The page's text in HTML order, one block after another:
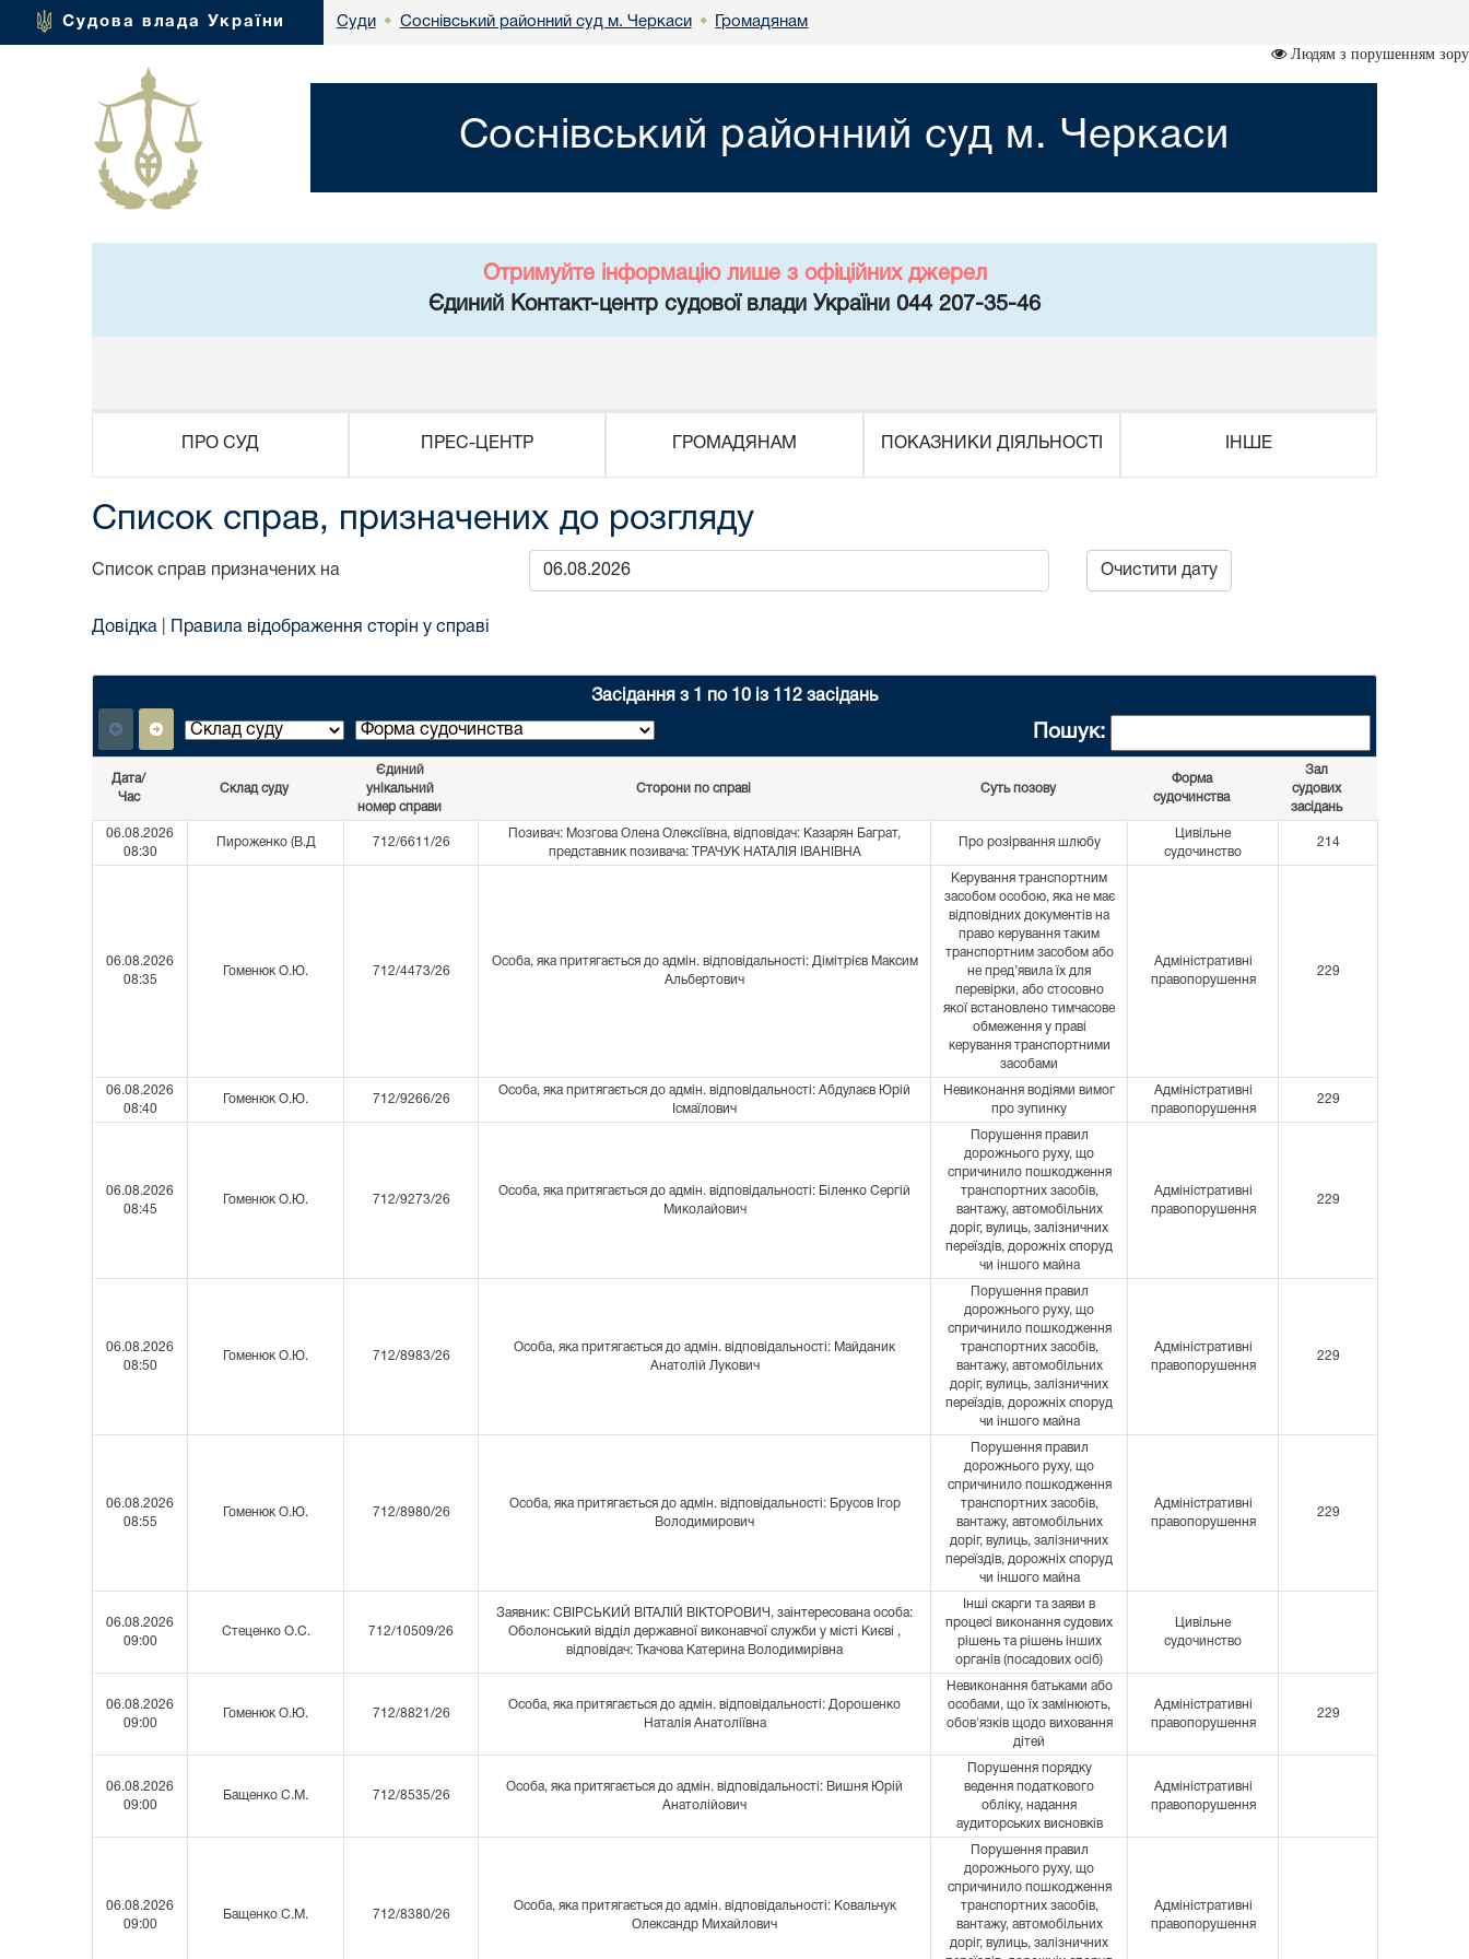
Судова влада України Суди • Соснівський районний суд м. Черкаси • Громадянам
Людям з порушенням зору
Соснівський районний суд м. Черкаси
Отримуйте інформацію лише з офіційних джерел
Єдиний Контакт-центр судової влади України 044 207-35-46
ПРО СУД ПРЕС-ЦЕНТР ГРОМАДЯНАМ ПОКАЗНИКИ ДІЯЛЬНОСТІ ІНШЕ
Список справ, призначених до розгляду
Список справ призначених на Очистити дату
Довідка Правила відображення сторін у справі
Засідання з 1 по 10 із 112 засідань
Пошук:
Дата/
Час
Склад суду
Єдиний
унікальний
номер справи
Сторони по справі Суть позову
Форма
судочинства
Зал
судових
засідань
06.08.2026
08:30
Пироженко (В.Д 712/6611/26
Позивач: Мозгова Олена Олексіївна, відповідач: Казарян Баграт,
представник позивача: ТРАЧУК НАТАЛІЯ ІВАНІВНА
Про розірвання шлюбу
Цивільне
судочинство
214
06.08.2026
08:35
Гоменюк О.Ю. 712/4473/26
Особа, яка притягається до адмін. відповідальності: Дімітрієв Максим
Альбертович
Керування транспортним
засобом особою, яка не має
відповідних документів на
право керування таким
транспортним засобом або
не пред’явила їх для
перевірки, або стосовно
якої встановлено тимчасове
обмеження у праві
керування транспортними
засобами
Адміністративні
правопорушення
229
06.08.2026
08:40
Гоменюк О.Ю. 712/9266/26
Особа, яка притягається до адмін. відповідальності: Абдулаєв Юрій
Ісмаїлович
Невиконання водіями вимог
про зупинку
Адміністративні
правопорушення
229
06.08.2026
08:45
Гоменюк О.Ю. 712/9273/26
Особа, яка притягається до адмін. відповідальності: Біленко Сергій
Миколайович
Порушення правил
дорожнього руху, що
спричинило пошкодження
транспортних засобів,
вантажу, автомобільних
доріг, вулиць, залізничних
переїздів, дорожніх споруд
чи іншого майна
Адміністративні
правопорушення
229
06.08.2026
08:50
Гоменюк О.Ю. 712/8983/26
Особа, яка притягається до адмін. відповідальності: Майданик
Анатолій Лукович
Порушення правил
дорожнього руху, що
спричинило пошкодження
транспортних засобів,
вантажу, автомобільних
доріг, вулиць, залізничних
переїздів, дорожніх споруд
чи іншого майна
Адміністративні
правопорушення
229
06.08.2026
08:55
Гоменюк О.Ю. 712/8980/26
Особа, яка притягається до адмін. відповідальності: Брусов Ігор
Володимирович
Порушення правил
дорожнього руху, що
спричинило пошкодження
транспортних засобів,
вантажу, автомобільних
доріг, вулиць, залізничних
переїздів, дорожніх споруд
чи іншого майна
Адміністративні
правопорушення
229
06.08.2026
09:00
Стеценко О.С. 712/10509/26
Заявник: СВІРСЬКИЙ ВІТАЛІЙ ВІКТОРОВИЧ, заінтересована особа:
Оболонський відділ державної виконавчої служби у місті Києві ,
відповідач: Ткачова Катерина Володимирівна
Інші скарги та заяви в
процесі виконання судових
рішень та рішень інших
органів (посадових осіб)
Цивільне
судочинство
06.08.2026
09:00
Гоменюк О.Ю. 712/8821/26
Особа, яка притягається до адмін. відповідальності: Дорошенко
Наталія Анатоліївна
Невиконання батьками або
особами, що їх замінюють,
обов'язків щодо виховання
дітей
Адміністративні
правопорушення
229
06.08.2026
09:00
Бащенко С.М. 712/8535/26
Особа, яка притягається до адмін. відповідальності: Вишня Юрій
Анатолійович
Порушення порядку
ведення податкового
обліку, надання
аудиторських висновків
Адміністративні
правопорушення
06.08.2026
09:00
Бащенко С.М. 712/8380/26
Особа, яка притягається до адмін. відповідальності: Ковальчук
Олександр Михайлович
Порушення правил
дорожнього руху, що
спричинило пошкодження
транспортних засобів,
вантажу, автомобільних
доріг, вулиць, залізничних
Адміністративні
правопорушення